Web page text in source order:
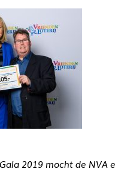
2019 mocht de